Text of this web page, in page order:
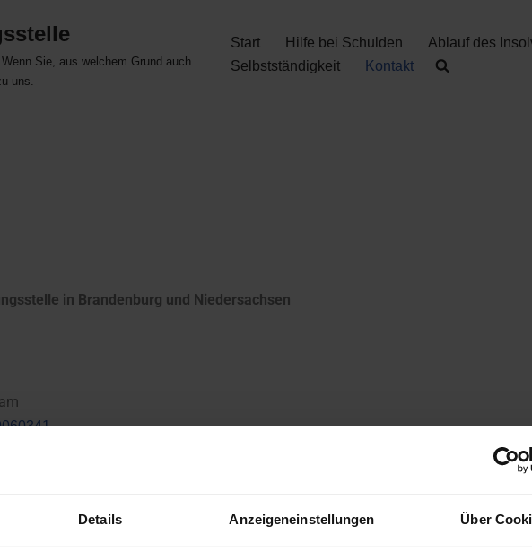
Details Anzeigeneinstellungen Über
Sie, aus welchem Grund auch
uns.
Start Hilfe bei Schulden
Ablauf des
Selbstständigkeit
Kontakt
in Brandenburg und Niedersachsen
Erreichbar sind wir mit den Straßenbahnlinien 93,94 und 99, Haltestelle Platz der